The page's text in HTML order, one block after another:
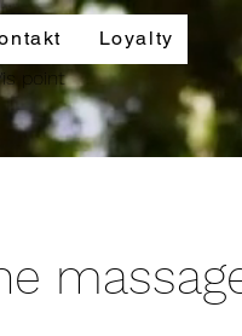
Loyalty
point